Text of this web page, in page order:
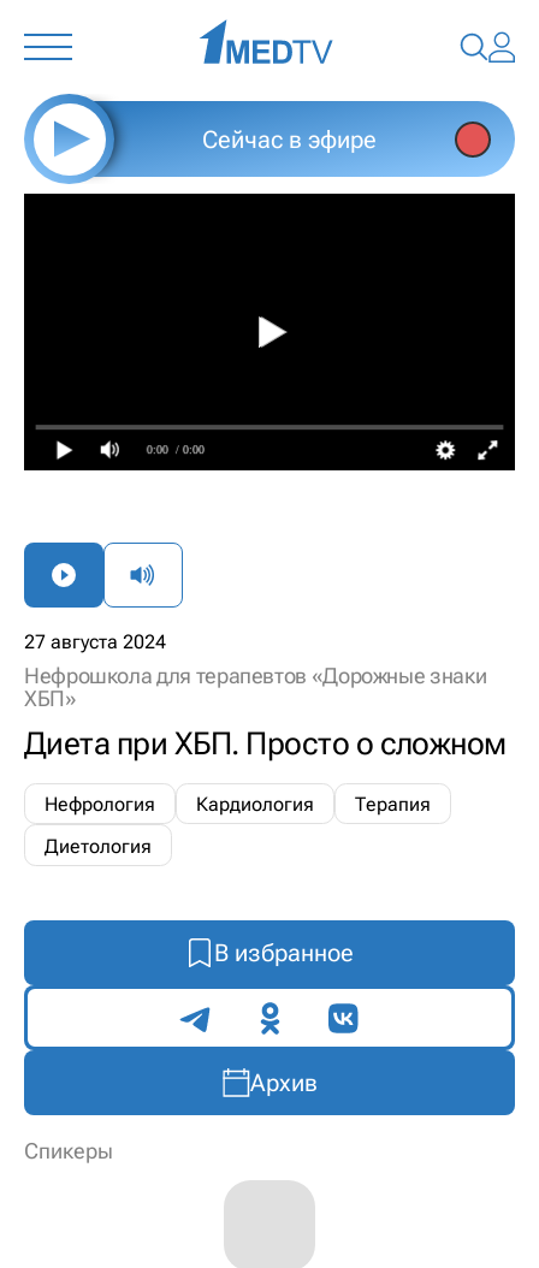
Сейчас в эфире
0:00 / 0:00
27 августа 2024
Нефрошкола для терапевтов «Дорожные знаки
ХБП»
Диета при ХБП. Просто о сложном
Нефрология Кардиология
Терапия
Диетология
В избранное
Поделиться
Архив
Спикеры